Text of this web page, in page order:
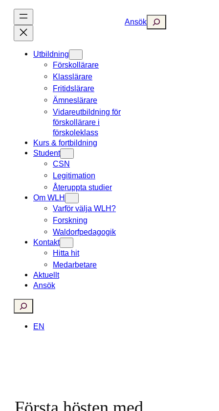
Hoppa
innehåll
Utbildning
Förskollärare
Klasslärare
Fritidslärare
Ämneslärare
Vidareutbildning för
förskollärare i
förskoleklass
Kurs & fortbildning
Student
CSN
Legitimation
Återuppta studier
Om WLH
Varför välja WLH?
Forskning
Waldorfpedagogik
Kontakt
Hitta hit
Medarbetare
Aktuellt
Ansök
Search
EN
AnsökSearch